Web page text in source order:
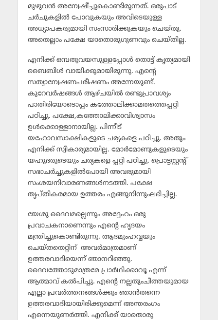
മുഴുവന്‍ അന്വേഷി്ച്ചുകൊണ്ടിരുന്നത്. ഒരുപാട്
ചര്‍ചുകളില്‍ പോവുകയും അവിടെയുള്ള
അധ്യാപകരുമായി സംസാരിക്കുകയും ചെയ്തു.
അതെല്ലാം പക്ഷേ യാതൊരുഗുണവും ചെയ്തില്ല.
എനിക്ക് ഒമ്പതുവയസുള്ളപ്പോള്‍ തൊട്ട് കൃത്യമായി
ബൈബിള്‍ വായിക്കുമായിരുന്നു. എന്റെ
സത്യാന്വേഷണപരീഷണം അന്നേയുണ്ട്.
കുറേവര്‍ഷങ്ങള്‍ ആഴ്ചയില്‍ രണ്ടുപ്രാവശ്യം
പാതിരിയോടൊപ്പം കത്തോലിക്കാമതത്തെപ്പറ്റി
പഠിച്ചു. പക്ഷേ,കത്തോലിക്കാവിശ്വാസം
ഉള്‍ക്കൊള്ളാനായില്ല. പിന്നീട്
യഹോവസാക്ഷികളുടെ ചര്യകളെ പഠിച്ചു. അതും
എനിക്ക് സ്വീകാര്യമായില്ല. മോര്‍മോണുകളുടെയും
യഹൂദരുടെയും ചര്യകളെ പ്പറ്റി പഠിച്ചു. പ്രൊട്ടസ്റ്റന്റ്
സഭാചര്‍ച്ചുകളില്‍പോയി അവരുമായി
സംശയനിവാരണങ്ങള്‍നടത്തി. പക്ഷേ
തൃപ്തികരമായ ഉത്തരം എങ്ങുനിന്നുംലഭിച്ചില്ല.
യേശു ദൈവമല്ലെന്നും അദ്ദേഹം ഒരു
പ്രവാചകനാണെന്നും എന്റെ ഹൃദയം
മന്ത്രിച്ചുകൊണ്ടിരുന്നു. ആദമുംഹവ്വയും
ചെയ്തതെറ്റിന് അവര്‍മാത്രമാണ്
ഉത്തരവാദിയെന്ന് ഞാനറിഞ്ഞു.
ദൈവത്തോടുമാത്രമേ പ്രാര്‍ഥിക്കാവൂ എന്ന്
ആത്മാവ് കല്‍പിച്ചു. എന്റെ നല്ലതുംചീത്തയുമായ
എല്ലാ പ്രവര്‍ത്തനങ്ങള്‍ക്കും ഞാന്‍തന്നെ
ഉത്തരവാദിയായിരിക്കുമെന്ന് അന്തരംഗം
എന്നെയുണര്‍ത്തി. എനിക്ക് യാതൊരു